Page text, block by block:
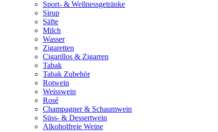
Sport- & Wellnessgetränke
Sirup
Säfte
Milch
Wasser
Zigaretten
Cigarillos & Zigarren
Tabak
Tabak Zubehör
Rotwein
Weisswein
Rosé
Champagner & Schaumwein
Süss- & Dessertwein
Alkoholfreie Weine